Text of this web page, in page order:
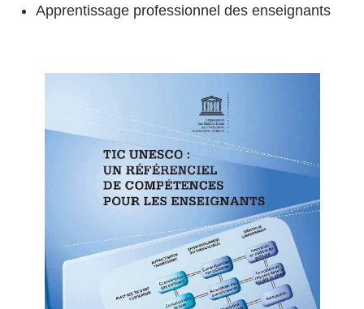
Apprentissage professionnel des enseignants